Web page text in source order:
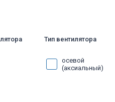
Тип вентилятора
осевой
(аксиальный)